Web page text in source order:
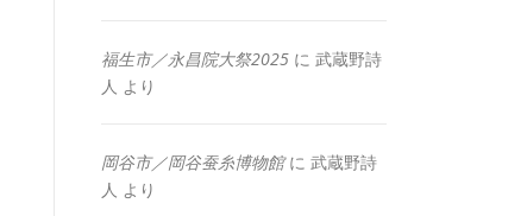
福生市／永昌院大祭2025 に 武蔵野詩
人 より
岡谷市／岡谷蚕糸博物館に 武蔵野詩
人 より